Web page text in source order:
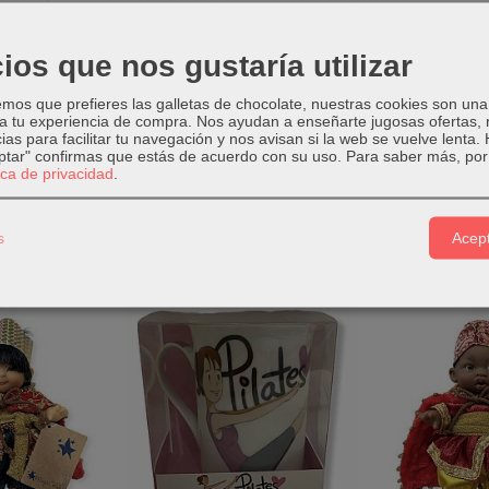
Baby
vinilo
que nos gustaría utilizar
que prefieres las galletas de chocolate, nuestras cookies son
tu experiencia de compra. Nos ayudan a enseñarte jugosas ofertas,
para facilitar tu navegación y nos avisan si la web se vuelve lenta.
confirmas que estás de acuerdo con su uso. Para saber más,
de privacidad